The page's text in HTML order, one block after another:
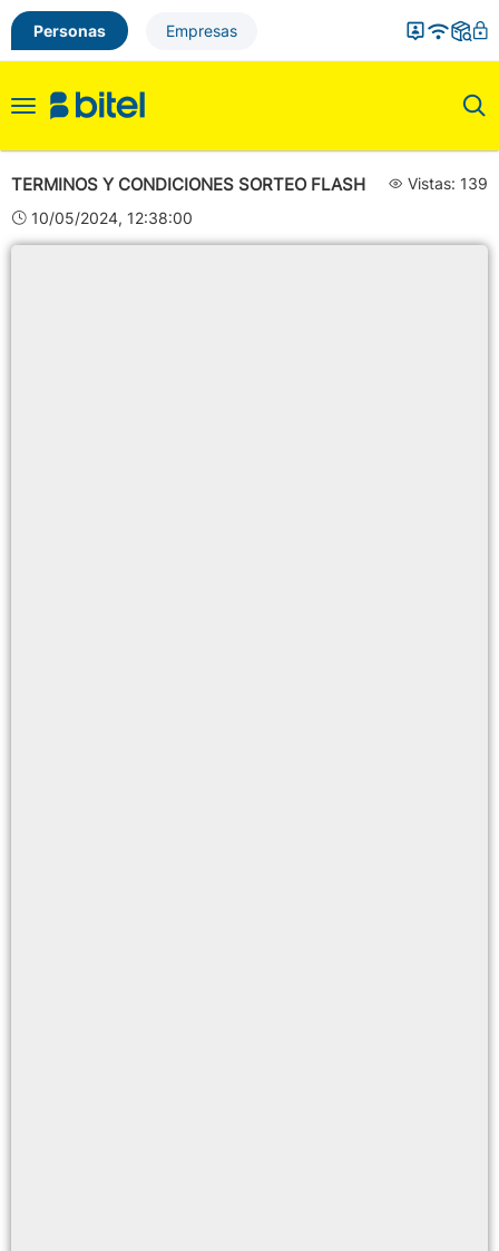
Personas Empresas
Toggle
Vistas: 139
TERMINOS Y CONDICIONES SORTEO FLASH
10/05/2024, 12:38:00